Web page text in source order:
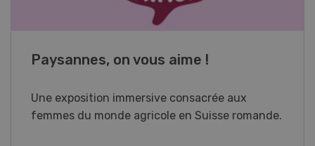
Cours spécialisé Aquaculture
Vous élevez des poissons ou songez à le faire?
Ce cours vous équipe du savoir nécessaire. Si